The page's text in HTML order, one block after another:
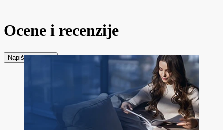
Ocene i recenzije
Napiši recenziju